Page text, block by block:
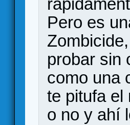
Pero es
probar sin
como una
te pitufa el
o no y ahí